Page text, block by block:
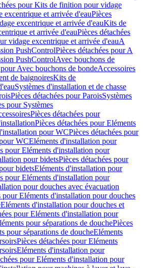
pour Kits de finition pour vidage
excentrique et arrivée d'eauPièces
excentrique et arrivée d'eauKits de
et arrivée d'eauPièces détachées
vidage excentrique et arrivée d'eauA
PushControlPièces détachées pour A
PushControlAvec bouchons de
Avec bouchons de bondeAccessoires
de baignoiresKits de
Systèmes d'installation et de chasse
Pièces détachées pour ParoisSystèmes
pour Systèmes
Pièces détachées pour
Pièces détachées pour Eléments
pour WCPièces détachées pour
WCEléments d'installation pour
pour Eléments d'installation pour
pour bidetsPièces détachées pour
bidetsEléments d'installation pour
pour Eléments d'installation pour
pour douches avec évacuation
pour Eléments d'installation pour douches
Eléments d'installation pour douches et
pour Eléments d'installation pour
pour séparations de douchePièces
pour séparations de doucheEléments
Pièces détachées pour Eléments
Eléments d'installation pour
pour Eléments d'installation pour